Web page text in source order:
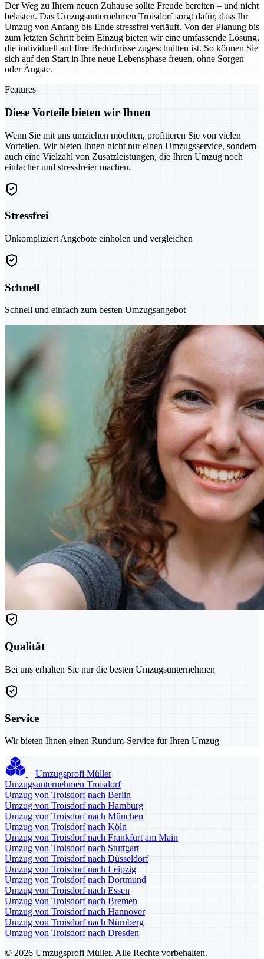
Der Weg zu Ihrem neuen Zuhause sollte Freude bereiten – und nicht
belasten. Das Umzugsunternehmen Troisdorf sorgt dafür, dass Ihr
Umzug von Anfang bis Ende stressfrei verläuft. Von der Planung bis
zum letzten Schritt beim Einzug bieten wir eine umfassende Lösung,
die individuell auf Ihre Bedürfnisse zugeschnitten ist. So können Sie
sich auf den Start in Ihre neue Lebensphase freuen, ohne Sorgen
oder Ängste.
Features
Diese Vorteile bieten wir Ihnen
Wenn Sie mit uns umziehen möchten, profitieren Sie von vielen
Vorteilen. Wir bieten Ihnen nicht nur einen Umzugsservice, sondern
auch eine Vielzahl von Zusatzleistungen, die Ihren Umzug noch
einfacher und stressfreier machen.
Stressfrei
Unkompliziert Angebote einholen und vergleichen
Schnell
Schnell und einfach zum besten Umzugsangebot
Qualität
Bei uns erhalten Sie nur die besten Umzugsunternehmen
Service
Wir bieten Ihnen einen Rundum-Service für Ihren Umzug
Umzugsprofi Müller
Umzugsunternehmen Troisdorf
Umzug von Troisdorf nach Berlin
Umzug von Troisdorf nach Hamburg
Umzug von Troisdorf nach München
Umzug von Troisdorf nach Köln
Umzug von Troisdorf nach Frankfurt am Main
Umzug von Troisdorf nach Stuttgart
Umzug von Troisdorf nach Düsseldorf
Umzug von Troisdorf nach Leipzig
Umzug von Troisdorf nach Dortmund
Umzug von Troisdorf nach Essen
Umzug von Troisdorf nach Bremen
Umzug von Troisdorf nach Hannover
Umzug von Troisdorf nach Nürnberg
Umzug von Troisdorf nach Dresden
© 2026 Umzugsprofi Müller. Alle Rechte vorbehalten.